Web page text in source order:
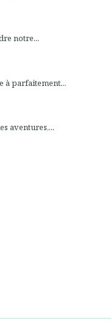
notre...
à parfaitement...
aventures,...